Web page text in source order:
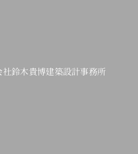
鈴木貴博建築設計事務所